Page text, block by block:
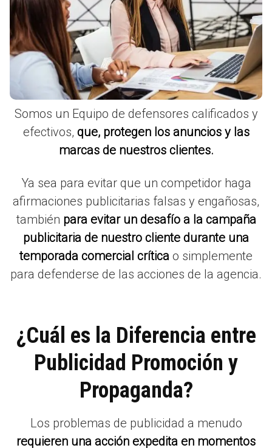
Somos un Equipo de defensores calificados y
efectivos, que, protegen los anuncios y las
marcas de nuestros clientes.
Ya sea para evitar que un competidor haga
afirmaciones publicitarias falsas y engañosas,
también para evitar un desafío a la campaña
publicitaria de nuestro cliente durante una
temporada comercial crítica o simplemente
para defenderse de las acciones de la agencia.
¿Cuál es la Diferencia entre
Publicidad Promoción y
Propaganda?
Los problemas de publicidad a menudo
requieren una acción expedita en momentos